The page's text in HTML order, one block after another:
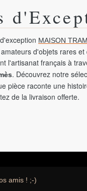
MAISON
d'objets rares
l'artisanat français à
. Découvrez notre
pièce raconte une
de la livraison offerte.
amis ! ;-)